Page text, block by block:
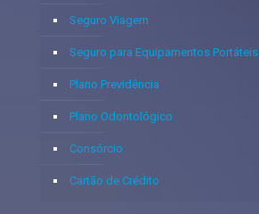
Seguro Viagem
Seguro para Equipamentos Portáteis
Plano Previdência
Plano Odontológico
Consórcio
Cartão de Crédito